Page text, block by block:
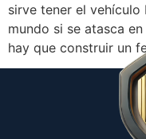
sirve tener el
mundo si se atasca
hay que construir un